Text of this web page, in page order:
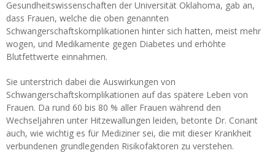
Gesundheitswissenschaften der Universität Oklahoma, gab an,
dass Frauen, welche die oben genannten
Schwangerschaftskomplikationen hinter sich hatten, meist mehr
wogen, und Medikamente gegen Diabetes und erhöhte
Blutfettwerte einnahmen.
Sie unterstrich dabei die Auswirkungen von
Schwangerschaftskomplikationen auf das spätere Leben von
Frauen. Da rund 60 bis 80 % aller Frauen während den
Wechseljahren unter Hitzewallungen leiden, betonte Dr. Conant
auch, wie wichtig es für Mediziner sei, die mit dieser Krankheit
verbundenen grundlegenden Risikofaktoren zu verstehen.